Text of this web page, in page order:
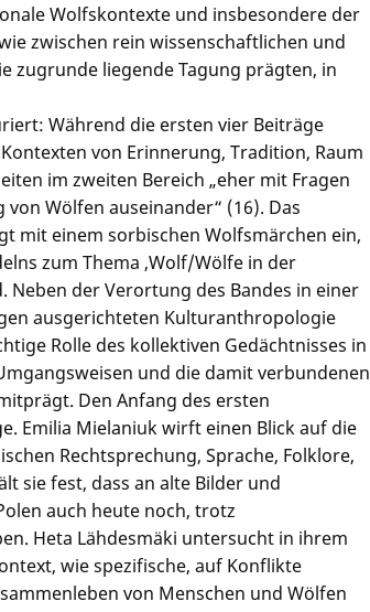
Wolfskontexte und insbesondere der
zwischen rein wissenschaftlichen und
zugrunde liegende Tagung prägten, in
Während die ersten vier Beiträge
von Erinnerung, Tradition, Raum
im zweiten Bereich „eher mit Fragen
Wölfen auseinander“ (16). Das
mit einem sorbischen Wolfsmärchen ein,
zum Thema ‚Wolf/Wölfe in der
Neben der Verortung des Bandes in einer
ausgerichteten Kulturanthropologie
Rolle des kollektiven Gedächtnisses in
und die damit verbundenen
Den Anfang des ersten
Emilia Mielaniuk wirft einen Blick auf die
Rechtsprechung, Sprache, Folklore,
sie fest, dass an alte Bilder und
auch heute noch, trotz
Heta Lähdesmäki untersucht in ihrem
wie spezifische, auf Konflikte
von Menschen und Wölfen